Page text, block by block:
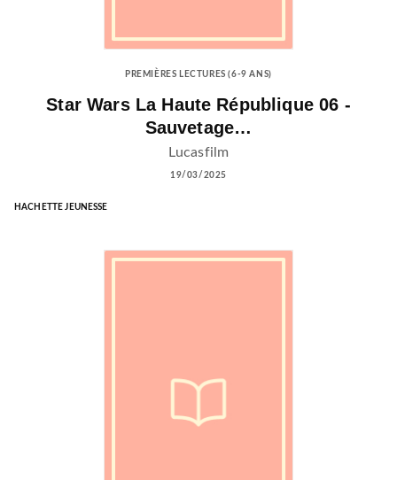
PREMIÈRES LECTURES (6-9 ANS)
Star Wars La Haute République 06 -
Sauvetage…
Lucasfilm
19/03/2025
HACHETTE JEUNESSE